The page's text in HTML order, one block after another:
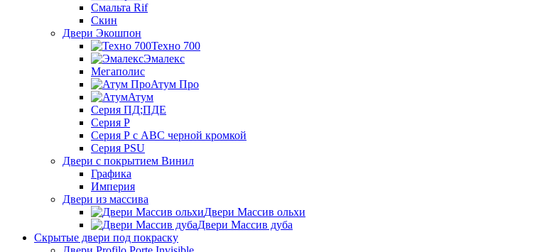
Смальта Rif
Скин
Двери Экошпон
Техно 700
Эмалекс
Мегаполис
Атум Про
Атум
Серия ПД;ПДЕ
Серия Р
Серия Р с АВС черной кромкой
Серия PSU
Двери с покрытием Винил
Графика
Империя
Двери из массива
Двери Массив ольхи
Двери Массив дуба
Скрытые двери под покраску